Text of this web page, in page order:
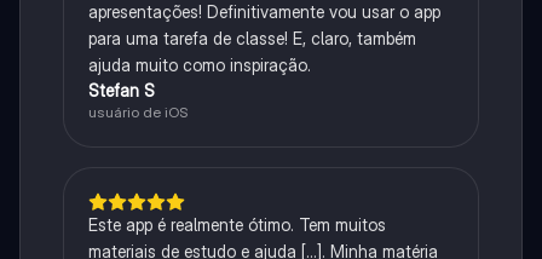
apresentações! Definitivamente vou usar o app
para uma tarefa de classe! E, claro, também
ajuda muito como inspiração.
Stefan S
usuário de iOS
Este app é realmente ótimo. Tem muitos
materiais de estudo e ajuda [...]. Minha matéria